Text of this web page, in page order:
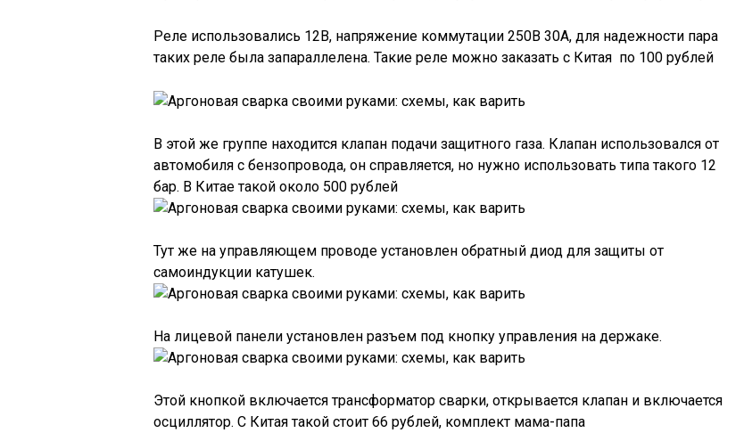
Реле использовались 12В, напряжение коммутации 250В 30А, для надежности пара
таких реле была запараллелена. Такие реле можно заказать с Китая по 100 рублей
В этой же группе находится клапан подачи защитного газа. Клапан использовался от
автомобиля с бензопровода, он справляется, но нужно использовать типа такого 12
бар. В Китае такой около 500 рублей
Тут же на управляющем проводе установлен обратный диод для защиты от
самоиндукции катушек.
На лицевой панели установлен разъем под кнопку управления на держаке.
Этой кнопкой включается трансформатор сварки, открывается клапан и включается
осциллятор. С Китая такой стоит 66 рублей, комплект мама-папа